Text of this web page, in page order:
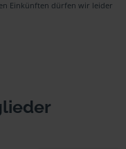
Einkünften dürfen wir leider